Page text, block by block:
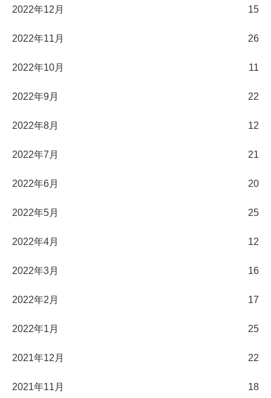
2022年12月 15
2022年11月 26
2022年10月 11
2022年9月 22
2022年8月 12
2022年7月 21
2022年6月 20
2022年5月 25
2022年4月 12
2022年3月 16
2022年2月 17
2022年1月 25
2021年12月 22
2021年11月 18